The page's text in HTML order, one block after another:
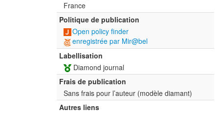
France
Politique de publication
Open policy finder
enregistrée par Mir@bel
Labellisation
Diamond journal
Frais de publication
Sans frais pour l’auteur (modèle diamant)
Autres liens